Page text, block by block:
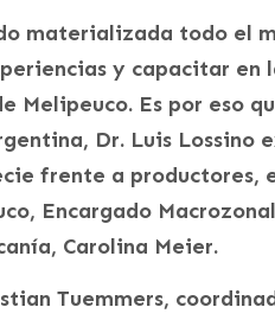
materializada todo el
y capacitar en
Melipeuco. Es por eso
Dr. Luis Lossino
frente a productores,
Encargado
Carolina Meier.
Tuemmers,